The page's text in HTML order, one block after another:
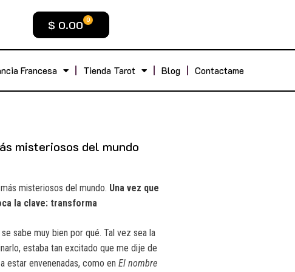
$ 0.00 0
Francesa Tienda Tarot Blog Contactame
misteriosos del mundo
misteriosos del mundo. Una vez que
la clave: transforma
sabe muy bien por qué. Tal vez sea la
estaba tan excitado que me dije de
estar envenenadas, como en El nombre